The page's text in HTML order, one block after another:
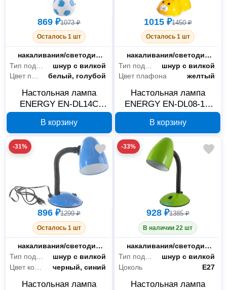
869 ₽1073 ₽
Осталось 1 шт
Тип лампы
накаливания/светодиодная
шнур с вилкой
Цвет плафона
белый, голубой
Настольная лампа
ENERGY EN-DL14C
В корзину
1015 ₽1450 ₽
Осталось 1 шт
Тип лампы
накаливания/светодиодная
шнур с вилкой
Цвет плафона
желтый
Настольная лампа
ENERGY EN-DL08-1С
В корзину
-31%
896 ₽1299 ₽
Осталось 1 шт
Тип лампы
накаливания/светодиодная
Тип подключения
шнур с вилкой
черный, синий
Настольная лампа
-33%
928 ₽1385 ₽
В наличии 22 шт
Тип лампы
накаливания/светодиодная
Тип подключения
шнур с вилкой
Цоколь
E27
Настольная лампа